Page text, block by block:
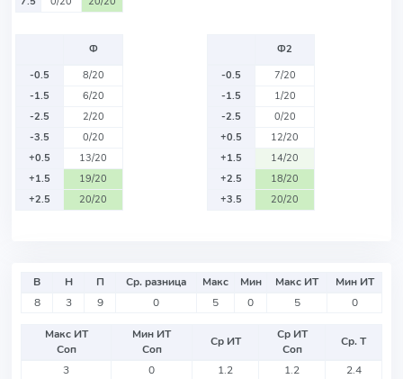
Ф
-0.5
8/20
-1.5
6/20
-2.5
2/20
-3.5
0/20
+0.5
13/20
+1.5
19/20
+2.5
20/20
Ф2
-0.5
7/20
-1.5
1/20
-2.5
0/20
+0.5
12/20
+1.5
14/20
+2.5
18/20
+3.5
20/20
В Н П Ср. разница Макс Мин Макс ИТ
Мин ИТ
8
3 9 0 5 0 5 0
Макс ИТ
Соп
Мин ИТ
Соп
Ср ИТ
Ср ИТ
Соп
Ср. Т
3
0 1.2 1.2 2.4